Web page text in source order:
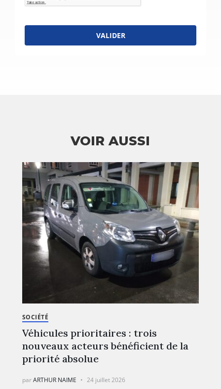
VALIDER
VOIR AUSSI
SOCIÉTÉ
Véhicules prioritaires : trois
nouveaux acteurs bénéficient de la
priorité absolue
parARTHUR NAIME 24 juillet 2026